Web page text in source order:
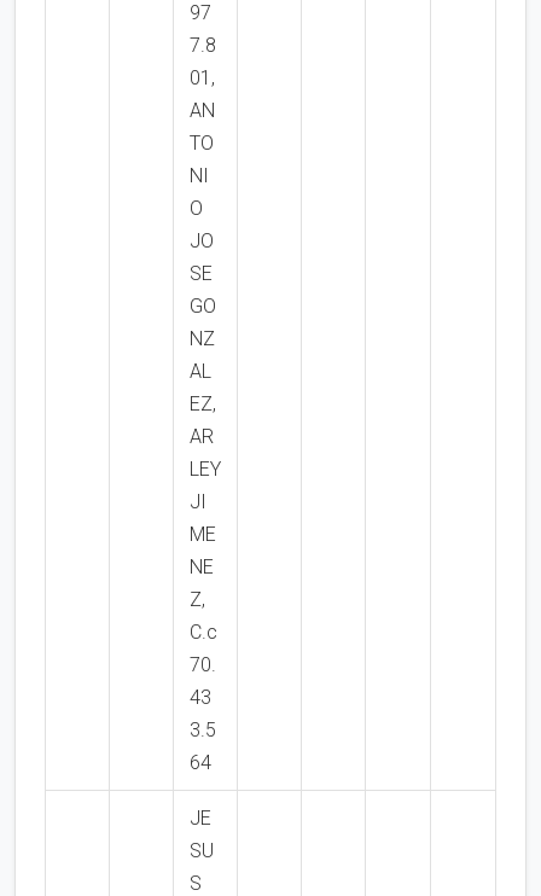
97
7.8
01,
AN
TO
NI
O
JO
SE
GO
NZ
AL
EZ,
AR
LEY
JI
ME
NE
Z,
C.c
70.
43
3.5
64
JE
SU
S